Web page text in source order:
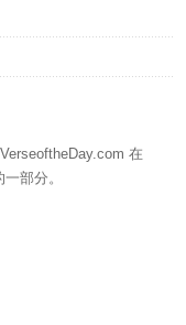
在
一部分。